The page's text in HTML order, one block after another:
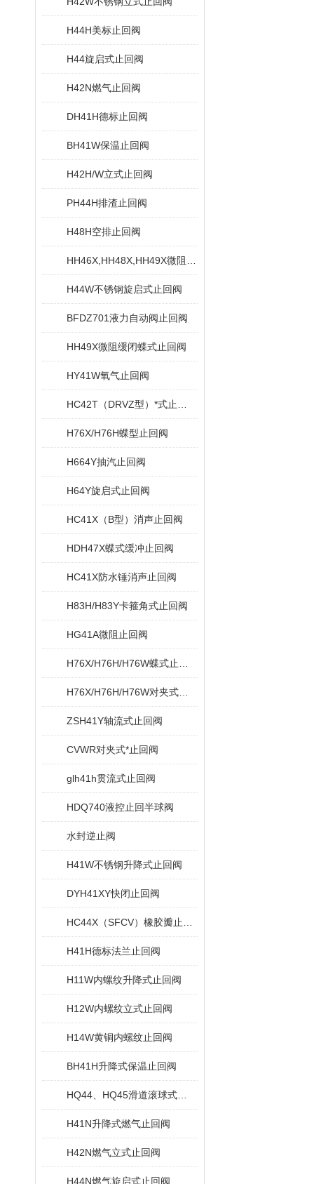
H44H美标止回阀
H44旋启式止回阀
H42N燃气止回阀
DH41H德标止回阀
BH41W保温止回阀
H42H/W立式止回阀
PH44H排渣止回阀
H48H空排止回阀
H44W不锈钢旋启式止回阀
BFDZ701液力自动阀止回阀
HH49X微阻缓闭蝶式止回阀
HY41W氧气止回阀
H76X/H76H蝶型止回阀
H664Y抽汽止回阀
H64Y旋启式止回阀
HC41X（B型）消声止回阀
HDH47X蝶式缓冲止回阀
HC41X防水锤消声止回阀
H83H/H83Y卡箍角式止回阀
HG41A微阻止回阀
ZSH41Y轴流式止回阀
CVWR对夹式*止回阀
glh41h贯流式止回阀
HDQ740液控止回半球阀
水封逆止阀
H41W不锈钢升降式止回阀
DYH41XY快闭止回阀
H41H德标法兰止回阀
H11W内螺纹升降式止回阀
H12W内螺纹立式止回阀
H14W黄铜内螺纹止回阀
BH41H升降式保温止回阀
H41N升降式燃气止回阀
H42N燃气立式止回阀
H44N燃气旋启式止回阀